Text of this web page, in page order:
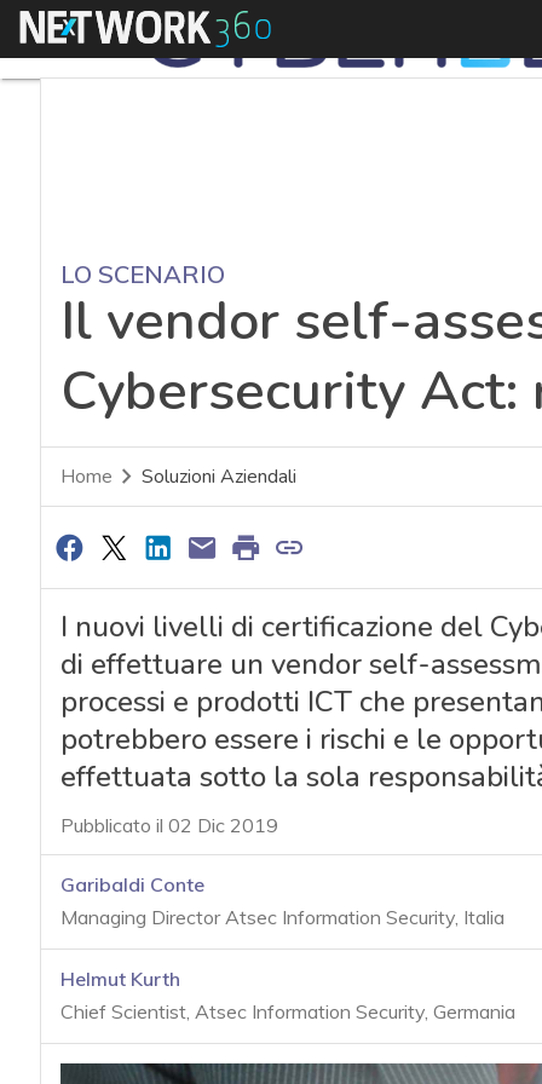
Menu
LO SCENARIO
Il vendor self-
Cybersecurity
Home Soluzioni Aziendali
I nuovi livelli di certificazione del
di effettuare un vendor self-
processi e prodotti ICT che
potrebbero essere i rischi e le
effettuata sotto la sola
Pubblicato il 02 Dic 2019
Garibaldi Conte
Managing Director Atsec Information Security, Italia
Helmut Kurth
Chief Scientist, Atsec Information Security, Germania